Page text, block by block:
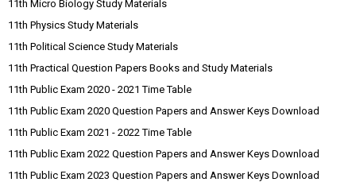
11th Micro Biology Study Materials
11th Physics Study Materials
11th Political Science Study Materials
11th Practical Question Papers Books and Study Materials
11th Public Exam 2020 - 2021 Time Table
11th Public Exam 2020 Question Papers and Answer Keys Download
11th Public Exam 2021 - 2022 Time Table
11th Public Exam 2022 Question Papers and Answer Keys Download
11th Public Exam 2023 Question Papers and Answer Keys Download